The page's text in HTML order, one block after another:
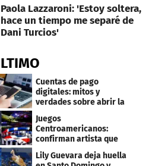
Paola Lazzaroni: 'Estoy soltera,
hace un tiempo me separé de
Dani Turcios'
Cuentas de pago
digitales: mitos y
verdades sobre abrir la
Juegos
Centroamericanos:
confirman artista que
cantará en la ceremonia
de clausura
Lily Guevara deja huella